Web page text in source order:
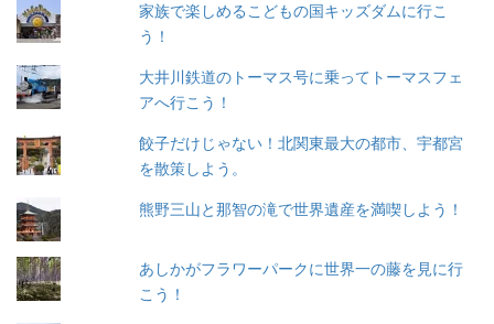
家族で楽しめるこどもの国キッズダムに行こ
う！
大井川鉄道のトーマス号に乗ってトーマスフェ
アへ行こう！
餃子だけじゃない！北関東最大の都市、宇都宮
を散策しよう。
熊野三山と那智の滝で世界遺産を満喫しよう！
あしかがフラワーパークに世界一の藤を見に行
こう！